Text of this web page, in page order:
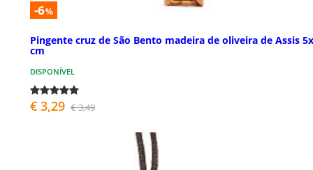
-6%
Pingente cruz de São Bento madeira de oliveira de Assis
cm
DISPONÍVEL
€ 3,29 € 3,49